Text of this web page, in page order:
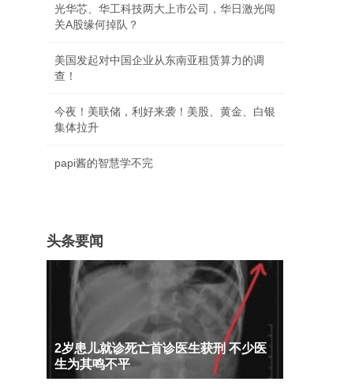
光华芯、华工科技两大上市公司，华日激光闯
关A股缘何掉队？
美国发起对中国企业从东南亚租赁算力的调
查！
今夜！美联储，利好来袭！美股、黄金、白银
集体拉升
papi酱的智慧学不完
头条要闻
2岁患儿就诊死亡首诊医生获刑 不少医
生为其鸣不平